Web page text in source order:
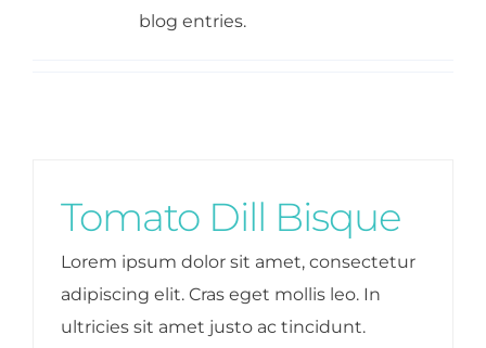
blog entries.
Tomato Dill Bisque
Lorem ipsum dolor sit amet, consectetur
adipiscing elit. Cras eget mollis leo. In
ultricies sit amet justo ac tincidunt.